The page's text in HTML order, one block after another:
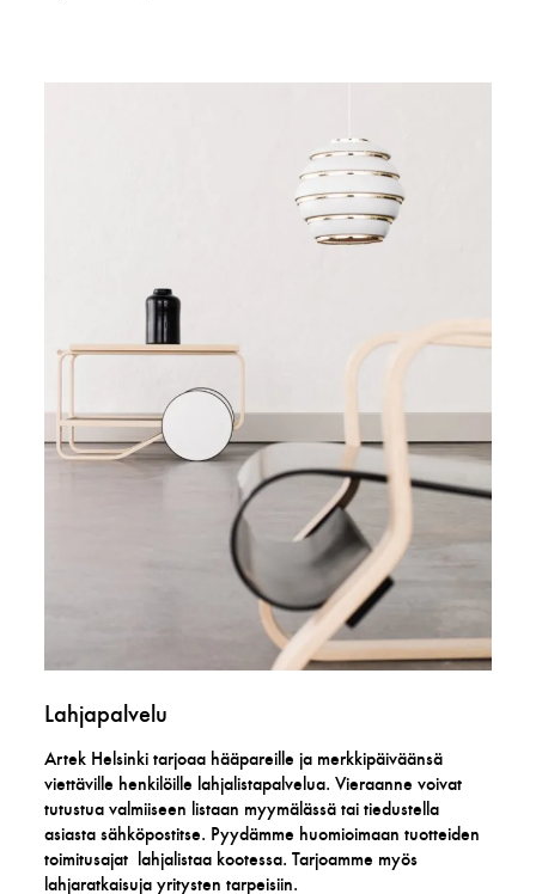
Lahjapalvelu
Artek Helsinki tarjoaa hääpareille ja merkkipäiväänsä
viettäville henkilöille lahjalistapalvelua. Vieraanne voivat
tutustua valmiiseen listaan myymälässä tai tiedustella
asiasta sähköpostitse. Pyydämme huomioimaan tuotteiden
toimitusajat lahjalistaa kootessa. Tarjoamme myös
lahjaratkaisuja yritysten tarpeisiin.